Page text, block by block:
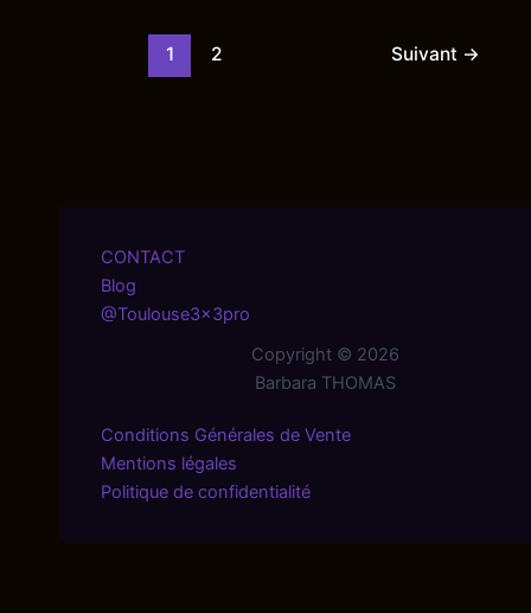
1 2 Suivant →
CONTACT
Blog
@Toulouse3x3pro
Copyright © 2026
Barbara THOMAS
Conditions Générales de Vente
Mentions légales
Politique de confidentialité